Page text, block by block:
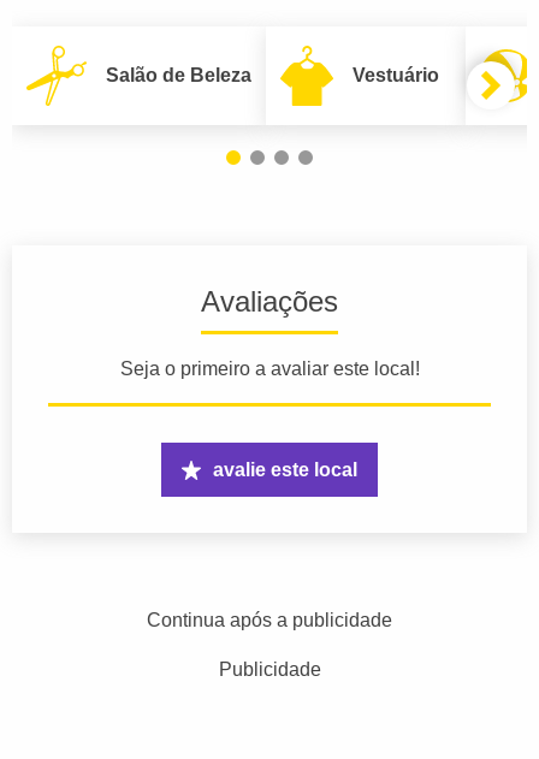
Salão de Beleza Vestuário
Avaliações
Seja o primeiro a avaliar este local!
avalie este local
Continua após a publicidade
Publicidade